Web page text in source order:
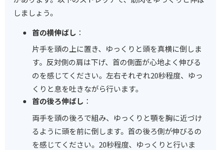
しましょう。
首の横伸ばし ：
片手を頭の上に置き、ゆっくりと頭を真横に倒しま
す。反対側の肩は下げ、首の側面が心地よく伸びる
のを感じてください。左右それぞれ20秒程度、ゆっ
くりと息を吐きながら行います。
首の後ろ伸ばし ：
両手を頭の後ろで組み、ゆっくりと顎を胸に近づけ
るように頭を前に倒します。首の後ろ側が伸びるの
を感じてください。20秒程度、ゆっくりと行いま